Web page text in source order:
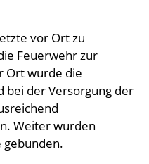
vor Ort zu
Feuerwehr zur
Ort wurde die
bei der Versorgung der
Weiter wurden